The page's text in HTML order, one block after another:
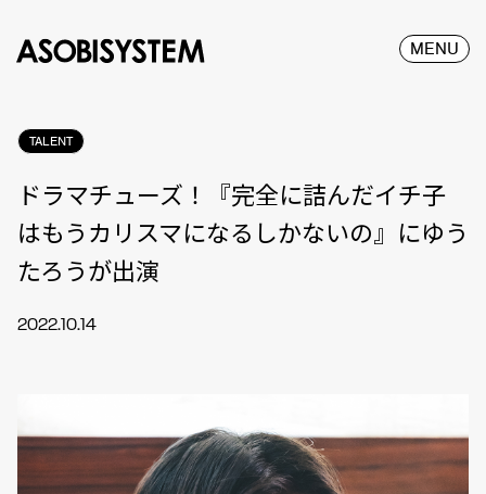
MENU
TALENT
ドラマチューズ！『完全に詰んだイチ子
はもうカリスマになるしかないの』にゆう
たろうが出演
2022.10.14